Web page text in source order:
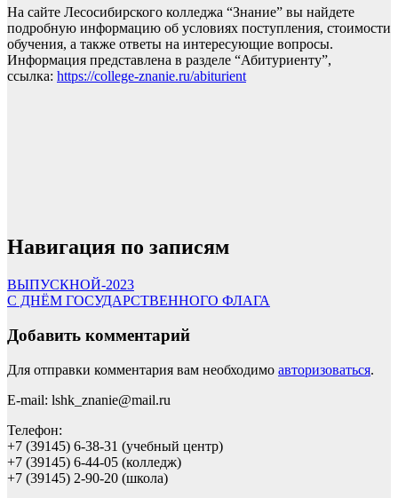
На сайте Лесосибирского колледжа “Знание” вы найдете
подробную информацию об условиях поступления, стоимости
обучения, а также ответы на интересующие вопросы.
Информация представлена в разделе “Абитуриенту”,
ссылка: https://college-znanie.ru/abiturient
Навигация по записям
ВЫПУСКНОЙ-2023
С ДНЁМ ГОСУДАРСТВЕННОГО ФЛАГА
Добавить комментарий
Для отправки комментария вам необходимо авторизоваться.
E-mail: lshk_znanie@mail.ru
Телефон:
+7 (39145) 6-38-31 (учебный центр)
+7 (39145) 6-44-05 (колледж)
+7 (39145) 2-90-20 (школа)